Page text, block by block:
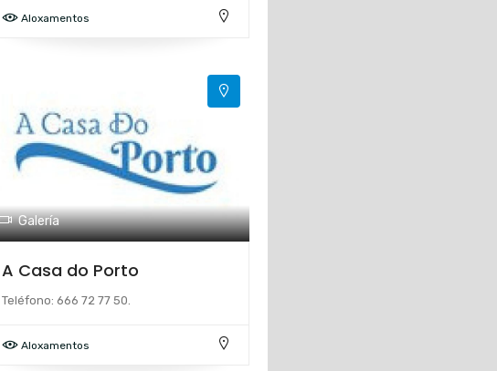
Aloxamentos
Galería
A Casa do Porto
Teléfono: 666 72 77 50.
Aloxamentos